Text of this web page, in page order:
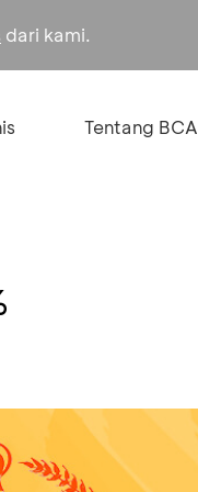
dari kami.
Tentang BCA